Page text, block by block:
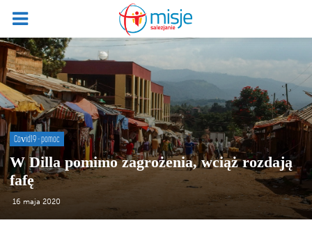
Covid19 - pomoc
W Dilla pomimo zagrożenia, wciąż rozdają
fafę
16 maja 2020